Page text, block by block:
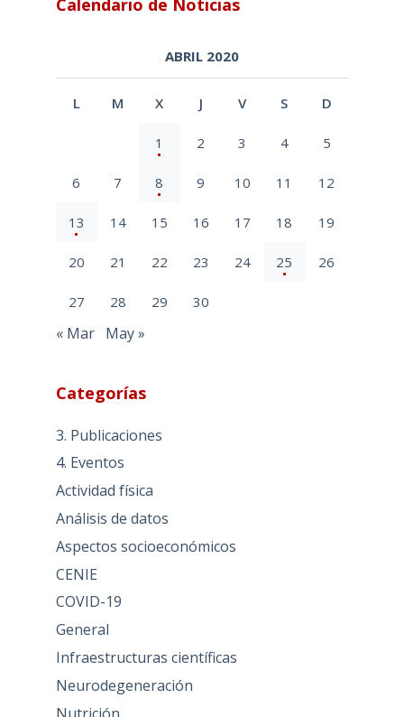
Calendario de Noticias
ABRIL 2020
L M X J V S D
1 2 3 4 5
6 7 8 9 10 11 12
13 14 15 16 17 18 19
20 21 22 23 24 25 26
27 28 29 30
« Mar May »
Categorías
3. Publicaciones
4. Eventos
Actividad física
Análisis de datos
Aspectos socioeconómicos
CENIE
COVID-19
General
Infraestructuras científicas
Neurodegeneración
Nutrición